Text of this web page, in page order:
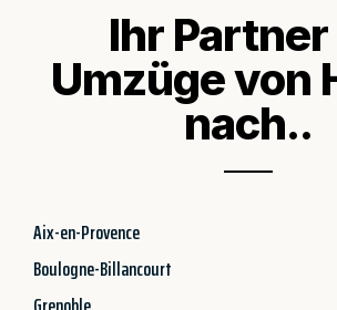
Ihr
Umzüge von
nach..
Aix-en-Provence
Boulogne-Billancourt